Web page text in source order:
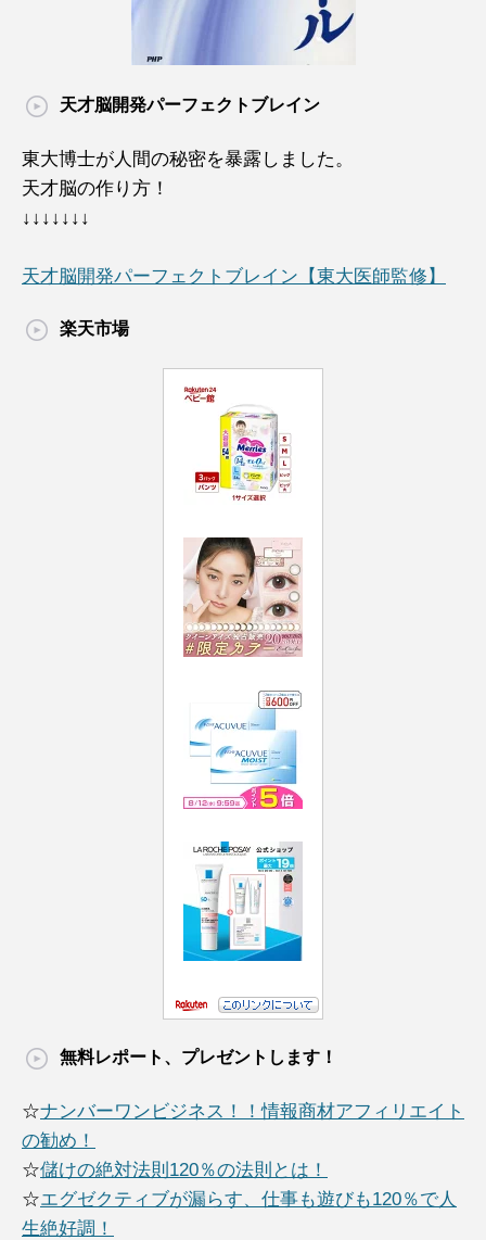
天才脳開発パーフェクトブレイン
東大博士が人間の秘密を暴露しました。
天才脳の作り方！
↓↓↓↓↓↓↓
天才脳開発パーフェクトブレイン【東大医師監修】
楽天市場
無料レポート、プレゼントします！
☆ナンバーワンビジネス！！情報商材アフィリエイト
の勧め！
☆儲けの絶対法則120％の法則とは！
☆エグゼクティブが漏らす、仕事も遊びも120％で人
生絶好調！